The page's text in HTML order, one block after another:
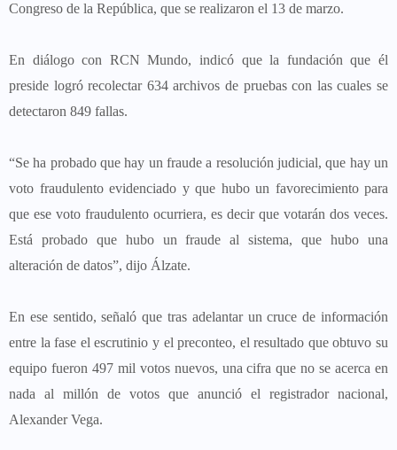
Congreso de la República, que se realizaron el 13 de marzo.
En diálogo con RCN Mundo, indicó que la fundación que él
preside logró recolectar 634 archivos de pruebas con las cuales se
detectaron 849 fallas.
“Se ha probado que hay un fraude a resolución judicial, que hay un
voto fraudulento evidenciado y que hubo un favorecimiento para
que ese voto fraudulento ocurriera, es decir que votarán dos veces.
Está probado que hubo un fraude al sistema, que hubo una
alteración de datos”, dijo Álzate.
En ese sentido, señaló que tras adelantar un cruce de información
entre la fase el escrutinio y el preconteo, el resultado que obtuvo su
equipo fueron 497 mil votos nuevos, una cifra que no se acerca en
nada al millón de votos que anunció el registrador nacional,
Alexander Vega.